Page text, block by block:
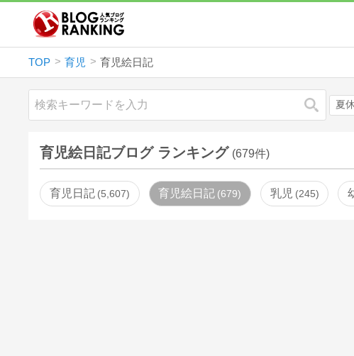
TOP 育児 育児絵日記
検索 夏
育児絵日記ブログ ランキング (679件)
育児日記 5,607 育児絵日記 679 乳児 245